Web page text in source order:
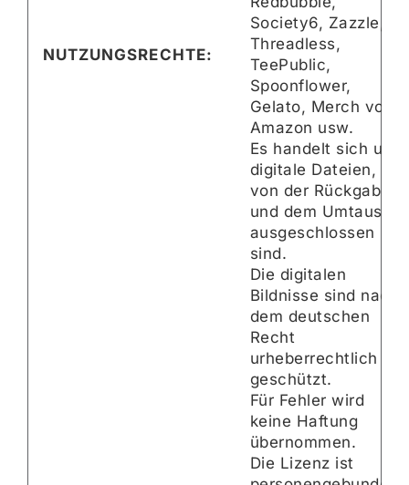
NUTZUNGSRECHTE:
Society6, Zazzle,
Threadless,
TeePublic,
Spoonflower,
Gelato, Merch von
Amazon usw.
Es handelt sich um
digitale Dateien, die
von der Rückgabe
und dem Umtausch
ausgeschlossen
sind.
Die digitalen
Bildnisse sind nach
dem deutschen
Recht
urheberrechtlich
geschützt.
Für Fehler wird
keine Haftung
übernommen.
Die Lizenz ist